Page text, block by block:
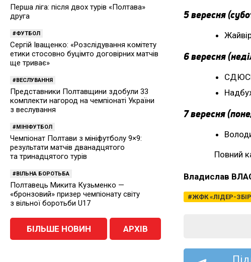
5 вересня
6 вересня
7 вересня
Повний
Владислав
ЖФК «ЛІДЕР-
Перша ліга: після двох турів «Полтава»
друга
ФУТБОЛ
Сергій Іващенко: «Розслідування комітету
етики стосовно буцімто договірних матчів
ще триває»
ВЕСЛУВАННЯ
Представники Полтавщини здобули 33
комплекти нагород на чемпіонаті України
з веслування
МІНІФУТБОЛ
Чемпіонат Полтави з мініфутболу 9×9:
результати матчів дванадцятого
та тринадцятого турів
ВІЛЬНА БОРОТЬБА
Полтавець Микита Кузьменко —
«бронзовий» призер чемпіонату світу
з вільної боротьби U17
БІЛЬШЕ НОВИН АРХІВ